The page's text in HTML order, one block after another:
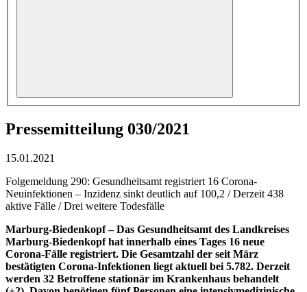
Pressemitteilung 030/2021
15.01.2021
Folgemeldung 290: Gesundheitsamt registriert 16 Corona-
Neuinfektionen – Inzidenz sinkt deutlich auf 100,2 / Derzeit 438
aktive Fälle / Drei weitere Todesfälle
Marburg-Biedenkopf – Das Gesundheitsamt des Landkreises
Marburg-Biedenkopf hat innerhalb eines Tages 16 neue
Corona-Fälle registriert. Die Gesamtzahl der seit März
bestätigten Corona-Infektionen liegt aktuell bei 5.782. Derzeit
werden 32 Betroffene stationär im Krankenhaus behandelt